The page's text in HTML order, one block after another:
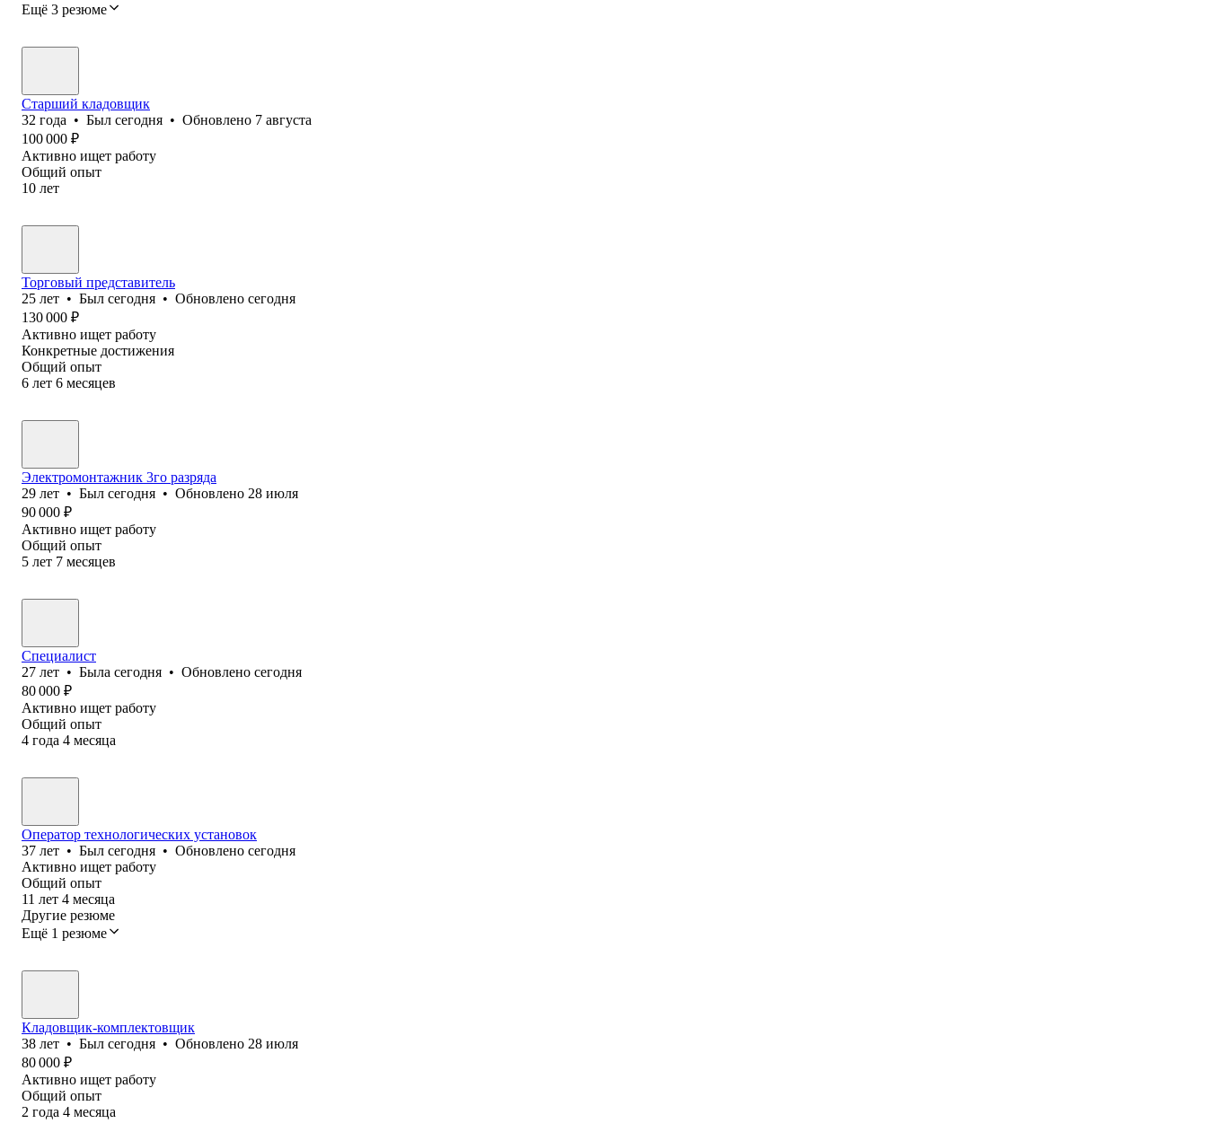
Ещё 3 резюме
Старший кладовщик
32 года • Был сегодня • Обновлено 7 августа
100 000 ₽
Активно ищет работу
Общий опыт
10 лет
Торговый представитель
25 лет • Был сегодня • Обновлено сегодня
130 000 ₽
Активно ищет работу
Конкретные достижения
Общий опыт
6 лет 6 месяцев
Электромонтажник 3го разряда
29 лет • Был сегодня • Обновлено 28 июля
90 000 ₽
Активно ищет работу
Общий опыт
5 лет 7 месяцев
Специалист
27 лет • Была сегодня • Обновлено сегодня
80 000 ₽
Активно ищет работу
Общий опыт
4 года 4 месяца
Оператор технологических установок
37 лет • Был сегодня • Обновлено сегодня
Активно ищет работу
Общий опыт
11 лет 4 месяца
Другие резюме
Ещё 1 резюме
Кладовщик-комплектовщик
38 лет • Был сегодня • Обновлено 28 июля
80 000 ₽
Активно ищет работу
Общий опыт
2 года 4 месяца